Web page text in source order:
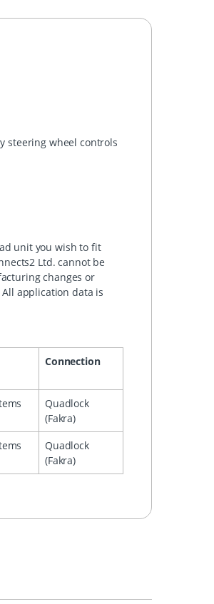
steering wheel controls
unit you wish to fit
Ltd. cannot be
changes or
application data is
Connection
Quadlock
(Fakra)
Quadlock
(Fakra)